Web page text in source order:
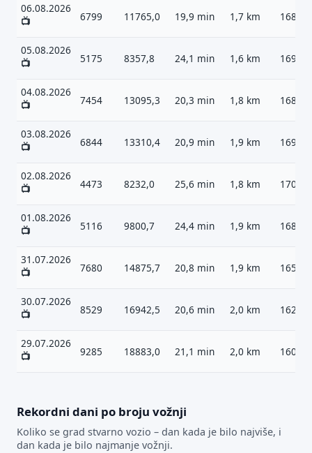
06.08.2026
📺
6799 11765,0 19,9 min 1,7 km 1688
05.08.2026
📺
5175 8357,8 24,1 min 1,6 km 1694
04.08.2026
📺
7454 13095,3 20,3 min 1,8 km 1681
03.08.2026
📺
6844 13310,4 20,9 min 1,9 km 1692
02.08.2026
📺
4473 8232,0 25,6 min 1,8 km 1701
01.08.2026
📺
5116 9800,7 24,4 min 1,9 km 1687
31.07.2026
📺
7680 14875,7 20,8 min 1,9 km 1650
30.07.2026
📺
8529 16942,5 20,6 min 2,0 km 1624
29.07.2026
📺
9285 18883,0 21,1 min 2,0 km 1604
Rekordni dani po broju vožnji
Koliko se grad stvarno vozio – dan kada je bilo najviše, i
dan kada je bilo najmanje vožnji.